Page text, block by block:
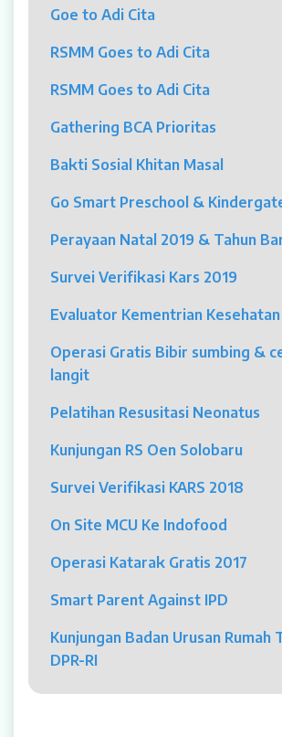
Dokter
Jadwal Dokter
Sunday Clinic
Dokter Spesialis
Dokter Umum
Pelayanan
Rawat Jalan
Rawat Inap
Kamar Operasi
Goe to Adi Cita
RSMM Goes to Adi Cita
RSMM Goes to Adi Cita
Gathering BCA Prioritas
Bakti Sosial Khitan Masal
Go Smart Preschool &
Perayaan Natal 2019 & Tahun
Survei Verifikasi Kars 2019
Evaluator Kementrian Kesehatan
Operasi Gratis Bibir sumbing &
langit
Pelatihan Resusitasi Neonatus
Kunjungan RS Oen Solobaru
Survei Verifikasi KARS 2018
On Site MCU Ke Indofood
Operasi Katarak Gratis 2017
Smart Parent Against IPD
Kunjungan Badan Urusan Rumah
DPR-RI